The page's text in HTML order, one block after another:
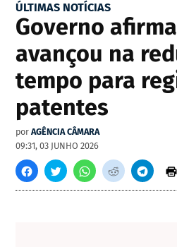
ÚLTIMAS NOTÍCIAS
Governo
avançou na
tempo para
patentes
por AGÊNCIA CÂMARA
09:31, 03 JUNHO 2026